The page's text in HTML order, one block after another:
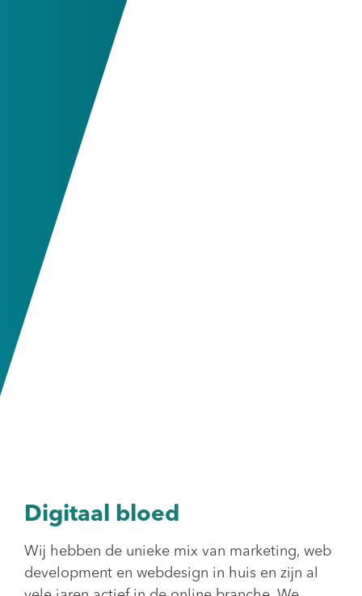
Digitaal bloed
Wij hebben de unieke mix van marketing, web
development en webdesign in huis en zijn al